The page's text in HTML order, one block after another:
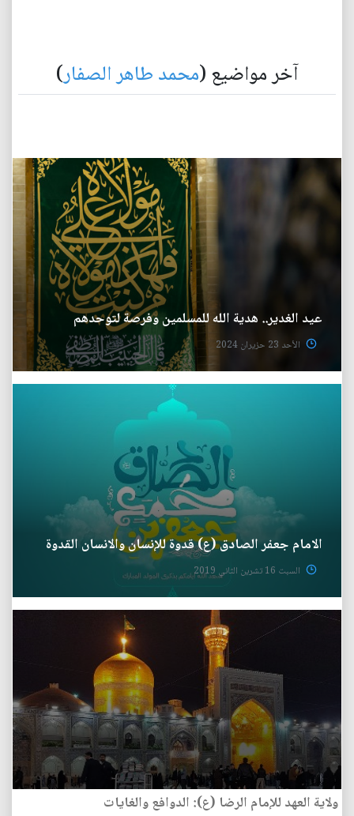
آخر مواضيع (محمد طاهر الصفار)
عيد الغدير.. هدية الله للمسلمين وفرصة لتوحدهم
الأحد 23 حزيران 2024
الامام جعفر الصادق (ع) قدوة للإنسان والانسان القدوة
السبت 16 تشرين الثاني 2019
ولاية العهد للإمام الرضا (ع): الدوافع والغايات